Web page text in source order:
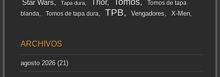
Star Wars Tapa dura Thor
Tomos de tapa
blanda
Tomos de tapa dura TPB Vengadores X-Men
ARCHIVOS
agosto 2026(21)